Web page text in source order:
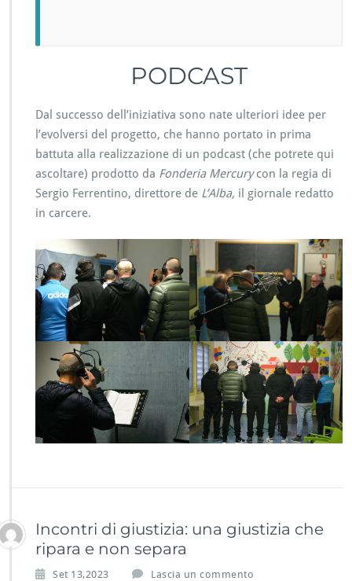
PODCAST
Dal successo dell’iniziativa sono nate ulteriori idee per
l’evolversi del progetto, che hanno portato in prima
battuta alla realizzazione di un podcast (che potrete qui
ascoltare) prodotto da Fonderia Mercurycon la regia di
Sergio Ferrentino, direttore de L’Alba, il giornale redatto
in carcere.
Incontri di giustizia: una giustizia che
ripara e non separa
Set 13,2023 Lascia un commento